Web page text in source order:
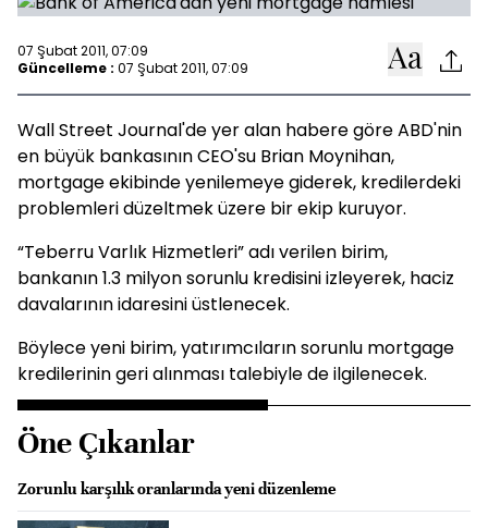
07 Şubat 2011, 07:09
Güncelleme : 07 Şubat 2011, 07:09
Wall Street Journal'de yer alan habere göre ABD'nin
en büyük bankasının CEO'su Brian Moynihan,
mortgage ekibinde yenilemeye giderek, kredilerdeki
problemleri düzeltmek üzere bir ekip kuruyor.
“Teberru Varlık Hizmetleri” adı verilen birim,
bankanın 1.3 milyon sorunlu kredisini izleyerek, haciz
davalarının idaresini üstlenecek.
Böylece yeni birim, yatırımcıların sorunlu mortgage
kredilerinin geri alınması talebiyle de ilgilenecek.
Öne Çıkanlar
Zorunlu karşılık oranlarında yeni düzenleme